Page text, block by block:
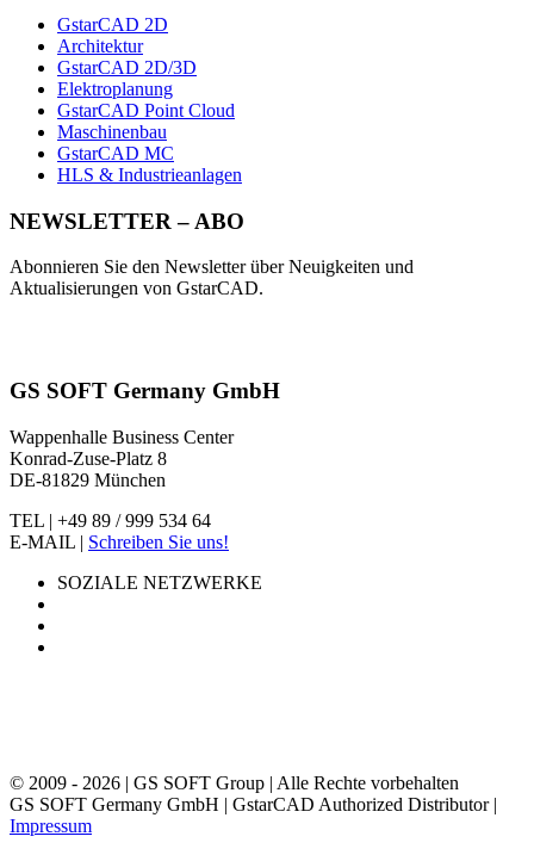
GstarCAD 2D
Architektur
GstarCAD 2D/3D
Elektroplanung
GstarCAD Point Cloud
Maschinenbau
GstarCAD MC
HLS & Industrieanlagen
NEWSLETTER – ABO
Abonnieren Sie den Newsletter über Neuigkeiten und
Aktualisierungen von GstarCAD.
GS SOFT Germany GmbH
Wappenhalle Business Center
Konrad-Zuse-Platz 8
DE-81829 München
TEL | +49 89 / 999 534 64
E-MAIL | Schreiben Sie uns!
SOZIALE NETZWERKE
© 2009 - 2026 | GS SOFT Group | Alle Rechte vorbehalten
GS SOFT Germany GmbH | GstarCAD Authorized Distributor |
Impressum